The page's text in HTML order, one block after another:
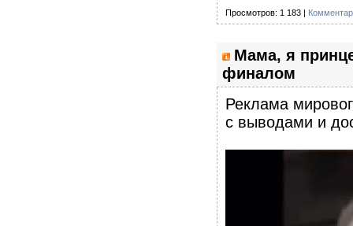
Просмотров: 1 183 |
Мама, я
финалом
Реклама
с выводами и